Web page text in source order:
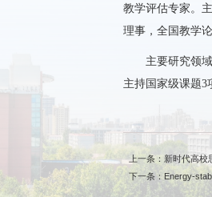
教学评估专家。
理事，全国教学
主要研究领
主持国家级课题3
上一条：新时代高校
下一条：Energy-